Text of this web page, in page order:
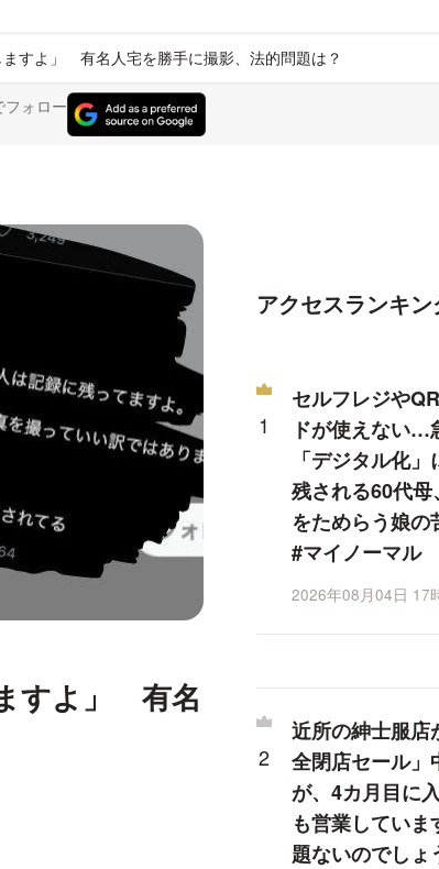
すよ」 有名人宅を勝手に撮影、法的問題は？
ォロー
すよ」 有名
アクセスランキン
セルフレジや
ドが使えない…
「デジタル化」
残される60代母
をためらう娘
#マイノーマル
2026年08月04日 17
近所の紳士服店
全閉店セール」
が、4カ月目に
も営業していま
題ないのでしょ